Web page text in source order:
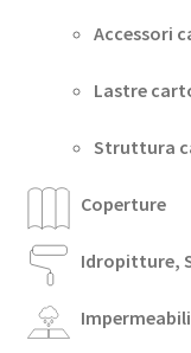
Accessori
Lastre
Struttura
Coperture
Idropitture,